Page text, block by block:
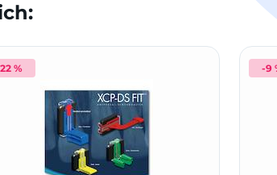
% -9